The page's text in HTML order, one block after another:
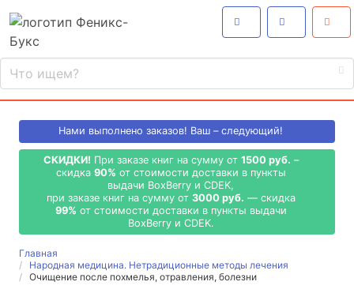
Нами выполнено заказов! Ваш – следующий!
СКИДКИ! При заказе книг на сумму от 1500 руб. –
скидка 90% от стоимости доставки в пункты
выдачи BoxBerry и CDEK,
при заказе книг на сумму от 3000 руб. — скидка
99% от стоимости доставки в пункты выдачи
BoxBerry и CDEK.
Главная
Народная медицина. Нетрадиционные методы лечения
Очищение после похмелья, отравления, болезни